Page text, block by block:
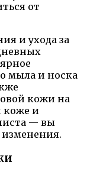
от
и ухода за
мыла и носка
кожи на
коже и
— вы